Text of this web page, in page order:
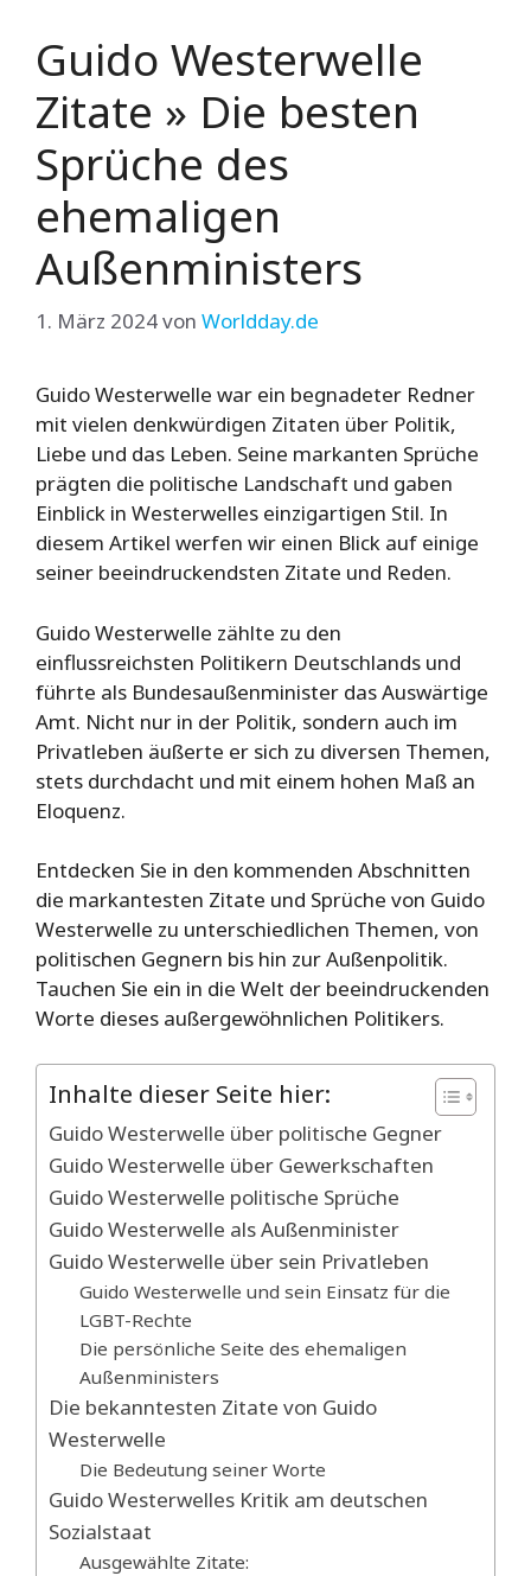
Guido Westerwelle
Zitate » Die besten
Sprüche des
ehemaligen
Außenministers
1. März 2024von Worldday.de
Guido Westerwelle war ein begnadeter Redner
mit vielen denkwürdigen Zitaten über Politik,
Liebe und das Leben. Seine markanten Sprüche
prägten die politische Landschaft und gaben
Einblick in Westerwelles einzigartigen Stil. In
diesem Artikel werfen wir einen Blick auf einige
seiner beeindruckendsten Zitate und Reden.
Guido Westerwelle zählte zu den
einflussreichsten Politikern Deutschlands und
führte als Bundesaußenminister das Auswärtige
Amt. Nicht nur in der Politik, sondern auch im
Privatleben äußerte er sich zu diversen Themen,
stets durchdacht und mit einem hohen Maß an
Eloquenz.
Entdecken Sie in den kommenden Abschnitten
die markantesten Zitate und Sprüche von Guido
Westerwelle zu unterschiedlichen Themen, von
politischen Gegnern bis hin zur Außenpolitik.
Tauchen Sie ein in die Welt der beeindruckenden
Worte dieses außergewöhnlichen Politikers.
Inhalte dieser Seite hier:
Guido Westerwelle über politische Gegner
Guido Westerwelle über Gewerkschaften
Guido Westerwelle politische Sprüche
Guido Westerwelle als Außenminister
Guido Westerwelle über sein Privatleben
Guido Westerwelle und sein Einsatz für die
LGBT-Rechte
Die persönliche Seite des ehemaligen
Außenministers
Die bekanntesten Zitate von Guido
Westerwelle
Die Bedeutung seiner Worte
Guido Westerwelles Kritik am deutschen
Sozialstaat
Ausgewählte Zitate: